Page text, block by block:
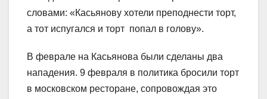
словами: «Касьянову хотели преподнести торт,
а тот испугался и торт попал в голову».
В феврале на Касьянова были сделаны два
нападения. 9 февраля в политика бросили торт
в московском ресторане, сопровождая это